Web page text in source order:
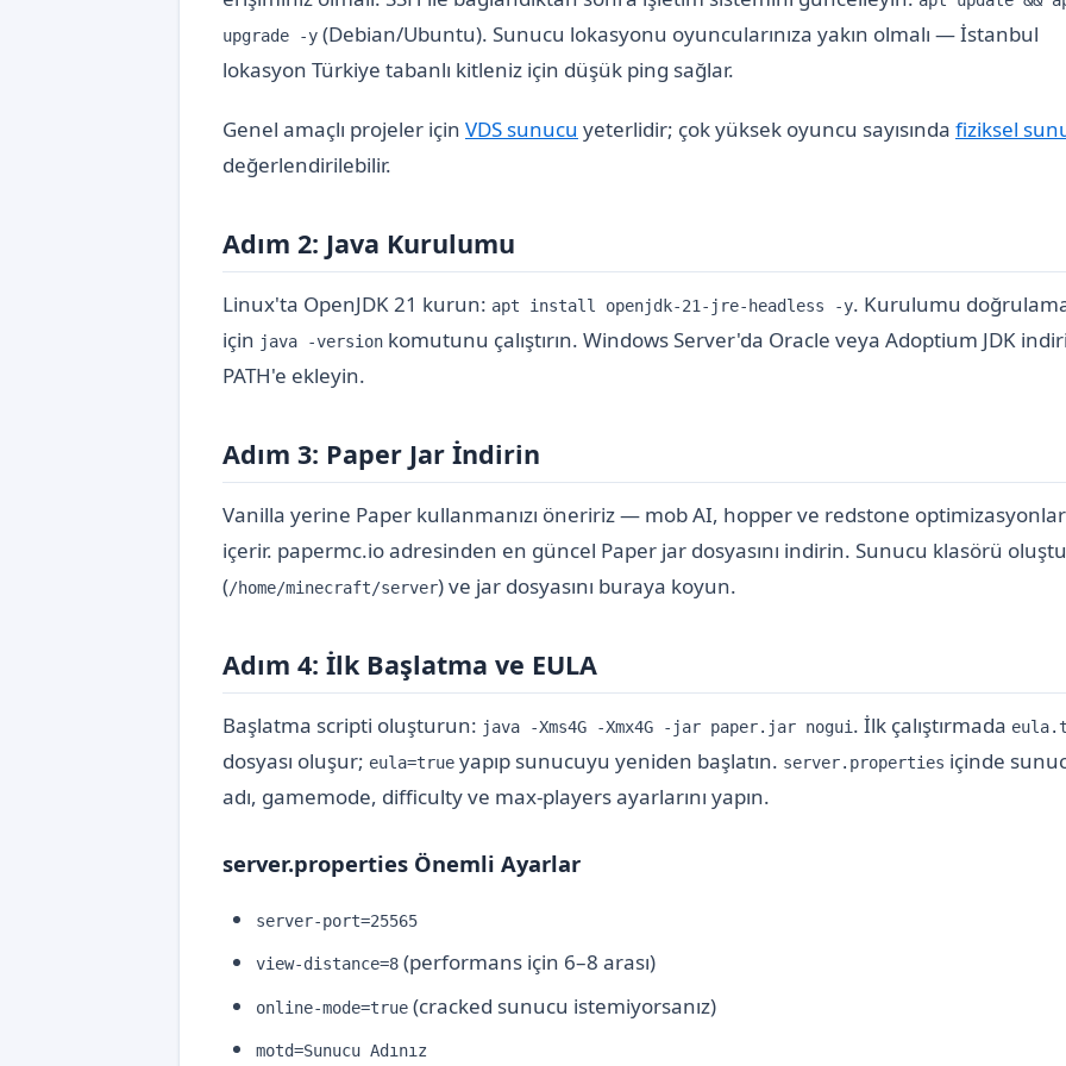
upgrade -y (Debian/Ubuntu). Sunucu lokasyonu oyuncularınıza yakın olmalı — İstanbul
lokasyon Türkiye tabanlı kitleniz için düşük ping sağlar.
Genel amaçlı projeler için VDS sunucu yeterlidir; çok yüksek oyuncu sayısında fiziksel
değerlendirilebilir.
Adım 2: Java Kurulumu
Linux'ta OpenJDK 21 kurun: apt install openjdk-21-jre-headless -y. Kurulumu
için java -version komutunu çalıştırın. Windows Server'da Oracle veya Adoptium JDK
PATH'e ekleyin.
Adım 3: Paper Jar İndirin
Vanilla yerine Paper kullanmanızı öneririz — mob AI, hopper ve redstone
içerir. papermc.io adresinden en güncel Paper jar dosyasını indirin. Sunucu klasörü
(/home/minecraft/server) ve jar dosyasını buraya koyun.
Adım 4: İlk Başlatma ve EULA
Başlatma scripti oluşturun: java -Xms4G -Xmx4G -jar paper.jar nogui . İlk çalıştırmada
dosyası oluşur; eula=true yapıp sunucuyu yeniden başlatın. server.properties içinde
adı, gamemode, difficulty ve max-players ayarlarını yapın.
server.properties Önemli Ayarlar
server-port=25565
view-distance=8 (performans için 6–8 arası)
online-mode=true (cracked sunucu istemiyorsanız)
motd=Sunucu Adınız